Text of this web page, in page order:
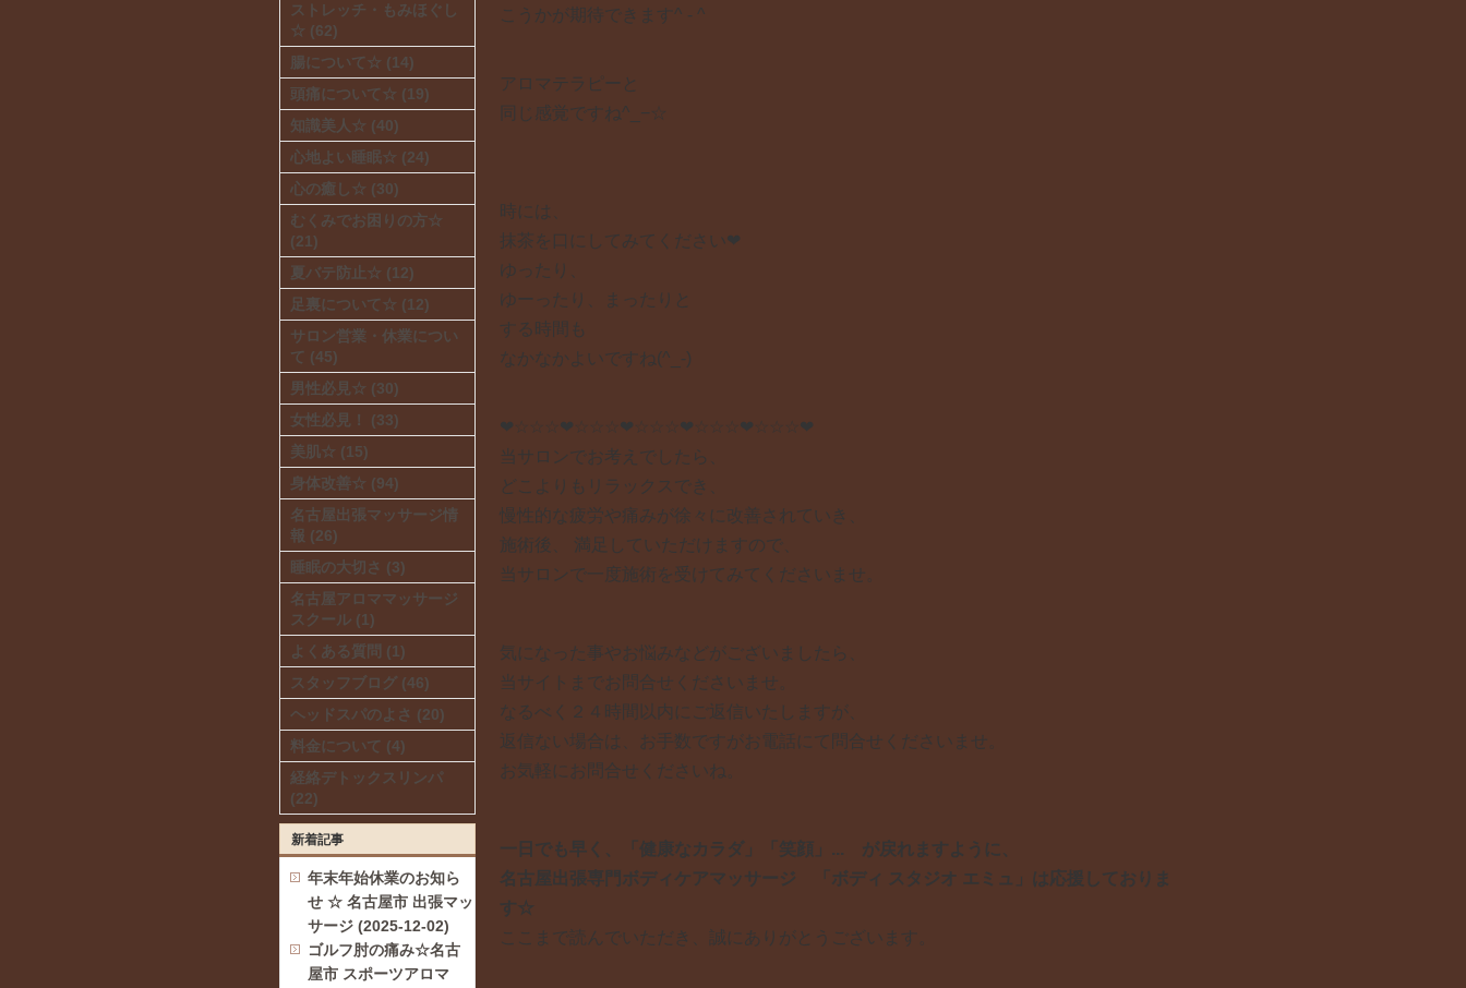
こうかが期待できます^ - ^
アロマテラピーと
同じ感覚ですね^_−☆
時には、
抹茶を口にしてみてください❤︎
ゆったり、
ゆーったり、まったりと
する時間も
なかなかよいですね(^_-)
❤︎☆☆☆❤︎☆☆☆❤︎☆☆☆❤︎☆☆☆❤︎☆☆☆❤︎
当サロンでお考えでしたら、
どこよりもリラックスでき、
慢性的な疲労や痛みが徐々に改善されていき、
施術後、 満足していただけますので、
当サロンで一度施術を受けてみてくださいませ。
気になった事やお悩みなどがございましたら、
当サイトまでお問合せくださいませ。
なるべく２４時間以内にご返信いたしますが、
返信ない場合は、お手数ですがお電話にて問合せくださいませ。
お気軽にお問合せくださいね。
一日でも早く、「健康なカラダ」「笑顔」... が戻れますように、
名古屋出張専門ボディケアマッサージ 「ボディ スタジオ エミュ」は応援しておりま
す☆
ここまで読んでいただき、誠にありがとうございます。
ストレッチ・もみほぐし
☆ (62)
腸について☆ (14)
頭痛について☆ (19)
知識美人☆ (40)
心地よい睡眠☆ (24)
心の癒し☆ (30)
むくみでお困りの方☆
(21)
夏バテ防止☆ (12)
足裏について☆ (12)
サロン営業・休業につい
て (45)
男性必見☆ (30)
女性必見！ (33)
美肌☆ (15)
身体改善☆ (94)
名古屋出張マッサージ情
報 (26)
睡眠の大切さ (3)
名古屋アロママッサージ
スクール (1)
よくある質問 (1)
スタッフブログ (46)
ヘッドスパのよさ (20)
料金について (4)
経絡デトックスリンパ
(22)
新着記事
年末年始休業のお知ら
せ ☆ 名古屋市 出張マッ
サージ (2025-12-02)
ゴルフ肘の痛み☆名古
屋市 スポーツアロマ